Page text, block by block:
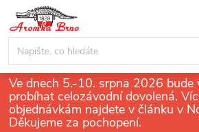
obsah
Ve dnech 5.-10. srpna 2026 bude
probíhat celozávodní dovolená.
objednávkám najdete v článku v
Děkujeme za pochopení.